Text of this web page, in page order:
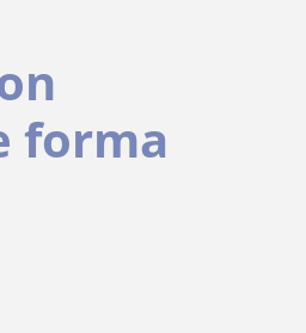
forma